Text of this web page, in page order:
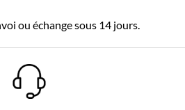
ou échange sous 14 jours.